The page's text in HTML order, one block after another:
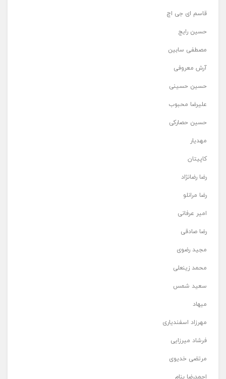
قاسم ای جی اچ
حسین رایج
مصطفی سابین
آرش معروفی
حسین حسینی
علیرضا محبوب
حسین حصارکی
مهدیار
کاپیتان
رضا رضانژاد
رضا مرانلو
امیر عرفانی
رضا صادقی
مجید رضوی
محمد زینعلی
سعید شمس
میهاد
مهرزاد اسفندیاری
فرشاد میرزایی
مرتضی خدیوی
احمدرضا بنام